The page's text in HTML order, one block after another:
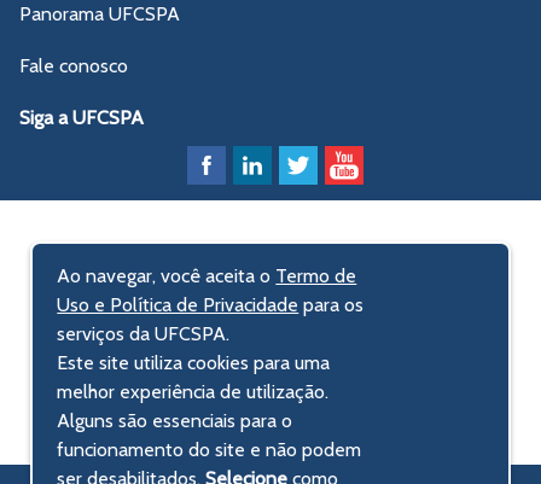
Panorama UFCSPA
Fale conosco
Siga a UFCSPA
Ao navegar, você aceita o Termo de
Uso e Política de Privacidade para os
serviços da UFCSPA.
Este site utiliza cookies para uma
melhor experiência de utilização.
Alguns são essenciais para o
funcionamento do site e não podem
ser desabilitados.Selecionecomo